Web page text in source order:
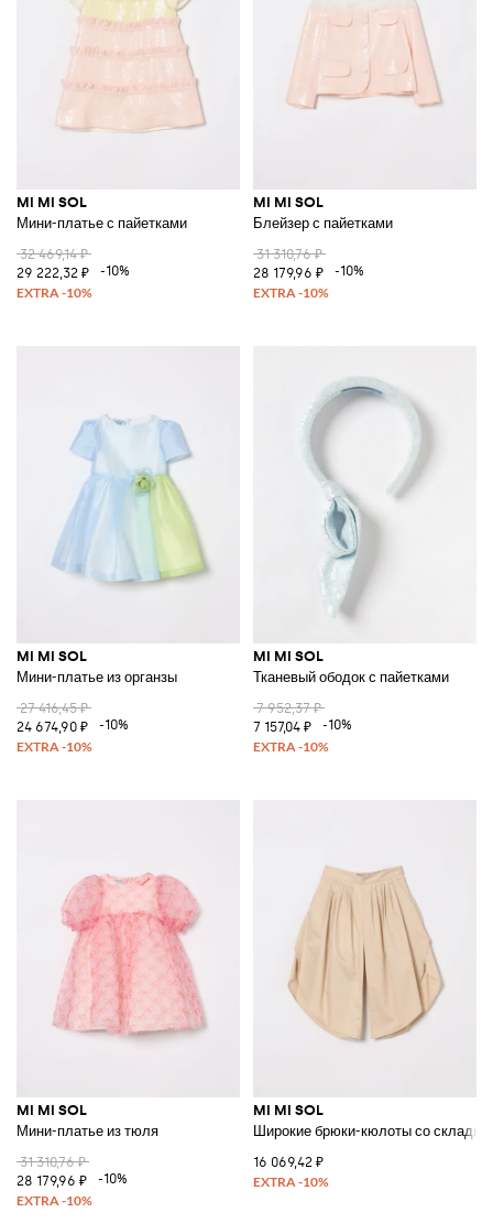
MI MI SOL
Мини-платье с пайетками
32 469,14 ₽
29 222,32 ₽
-10%
MI MI SOL
Блейзер с пайетками
31 310,76 ₽
28 179,96 ₽
-10%
MI MI SOL
Мини-платье из органзы
27 416,45 ₽
24 674,90 ₽
-10%
MI MI SOL
Тканевый ободок с пайетками
7 952,37 ₽
7 157,04 ₽
-10%
MI MI SOL
Мини-платье из тюля
31 310,76 ₽
28 179,96 ₽
-10%
MI MI SOL
Широкие брюки-кюлоты со
16 069,42 ₽